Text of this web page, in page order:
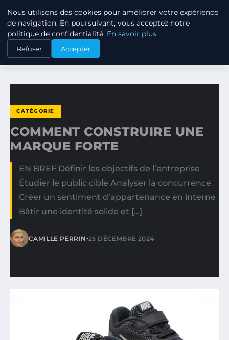
TUEZ-LES TOUS
ACCUEIL
CATÉGORIE
COMMENT CONSTRUIRE UNE MARQUE FORTE
CATÉGORIE
COMMENT CONSTRUIRE UNE
MARQUE FORTE
EN BREF Définir les objectifs de l’entreprise
Étudier le public cible Analyser la concurrence
Créer un sentiment d’appartenance en interne
Bâtir une identité solide et […]
CAMILLE PERRIN•25 DÉCEMBRE 2024
Nous utilisons des cookies pour améliorer votre expérience
de navigation. En poursuivant, vous acceptez notre
politique de confidentialité. En savoir plus
Refuser Accepter